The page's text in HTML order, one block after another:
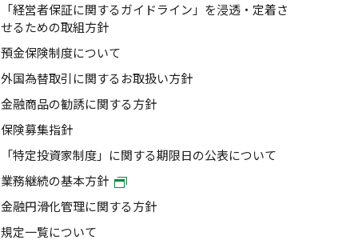
「経営者保証に関するガイドライン」を浸透・定着さ
せるための取組方針
預金保険制度について
外国為替取引に関するお取扱い方針
金融商品の勧誘に関する方針
保険募集指針
「特定投資家制度」に関する期限日の公表について
業務継続の基本方針
金融円滑化管理に関する方針
規定一覧について